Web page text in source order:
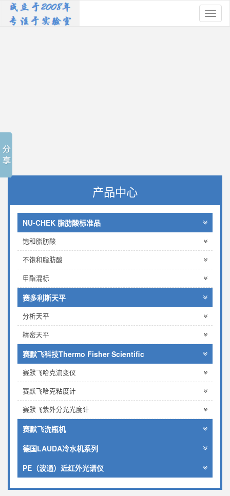
产品中心
NU-CHEK 脂肪酸标准品
饱和脂肪酸
不饱和脂肪酸
甲酯混标
赛多利斯天平
分析天平
精密天平
赛默飞科技Thermo Fisher Scientific
赛默飞哈克流变仪
赛默飞哈克粘度计
赛默飞紫外分光光度计
赛默飞洗瓶机
德国LAUDA冷水机系列
PE（波通）近红外光谱仪